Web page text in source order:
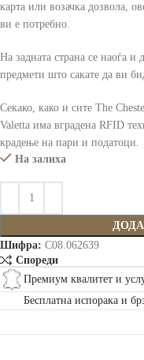
карта или возачка дозвола,
ви е потребно.
На задната страна се наоѓа и
предмети што сакате да ви
Секако, како и сите The
Valetta има вградена RFID
крадење на пари и податоци.
На залиха
Шифра: C08.062639
Спореди
Премиум квалитет и
Бесплатна испорака и